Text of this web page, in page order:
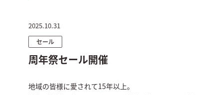
2025.10.31
セール
周年祭セール開催
地域の皆様に愛されて15年以上。